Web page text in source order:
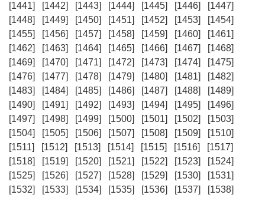
[1441]
[1442] [1443] [1444] [1445] [1446]
[1447]
[1448]
[1449] [1450] [1451] [1452] [1453]
[1454]
[1455]
[1456] [1457] [1458] [1459] [1460]
[1461]
[1462]
[1463] [1464] [1465] [1466] [1467]
[1468]
[1469]
[1470] [1471] [1472] [1473] [1474]
[1475]
[1476]
[1477] [1478] [1479] [1480] [1481]
[1482]
[1483]
[1484] [1485] [1486] [1487] [1488]
[1489]
[1490]
[1491] [1492] [1493] [1494] [1495]
[1496]
[1497]
[1498] [1499] [1500] [1501] [1502]
[1503]
[1504]
[1505] [1506] [1507] [1508] [1509]
[1510]
[1511]
[1512] [1513] [1514] [1515] [1516]
[1517]
[1518]
[1519] [1520] [1521] [1522] [1523]
[1524]
[1525]
[1526] [1527] [1528] [1529] [1530]
[1531]
[1532]
[1533] [1534] [1535] [1536] [1537]
[1538]